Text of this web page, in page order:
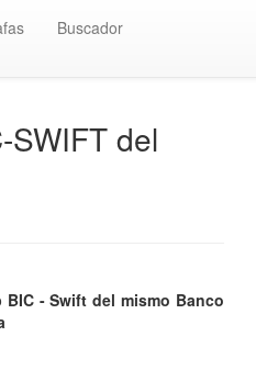
Buscador
del
BIC - Swift del mismo Banco